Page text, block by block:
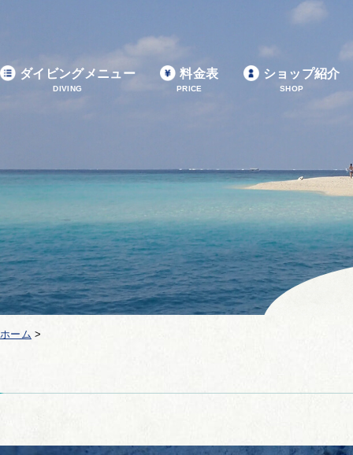
ダイビングメニュー
DIVING
料金表
PRICE
ショップ紹介
SHOP
ホーム >